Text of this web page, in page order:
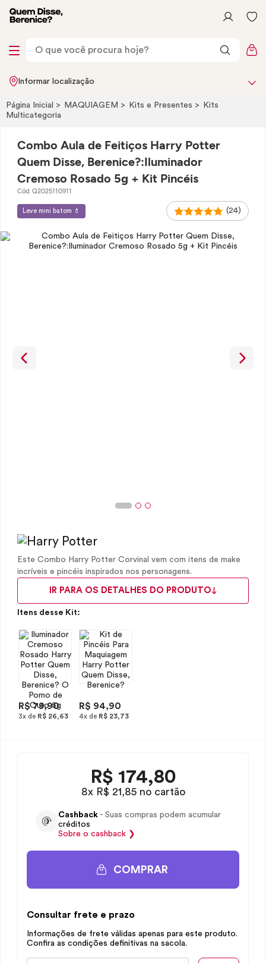
Informar localização
Página Inicial MAQUIAGEM Kits e Presentes
Kits
Multicategoria
Combo Aula de Feitiços Harry Potter
Quem Disse, Berenice?:Iluminador
Cremoso Rosado 5g + Kit Pincéis
Cód. Q2025110911
Leve mini batom 💄 (24)
Este Combo Harry Potter Corvinal vem com itens de make
incríveis e pincéis inspirados nos personagens.
IR PARA OS DETALHES DO PRODUTO
Itens desse Kit:
R$ 79,90
3x de R$ 26,63
R$ 94,90
4x de R$ 23,73
R$ 174,80
8x R$ 21,85 no cartão
Cashback - Suas compras podem acumular
créditos
Sobre o cashback ❯
COMPRAR
Consultar frete e prazo
Informações de frete válidas apenas para este produto.
Confira as condições definitivas na sacola.